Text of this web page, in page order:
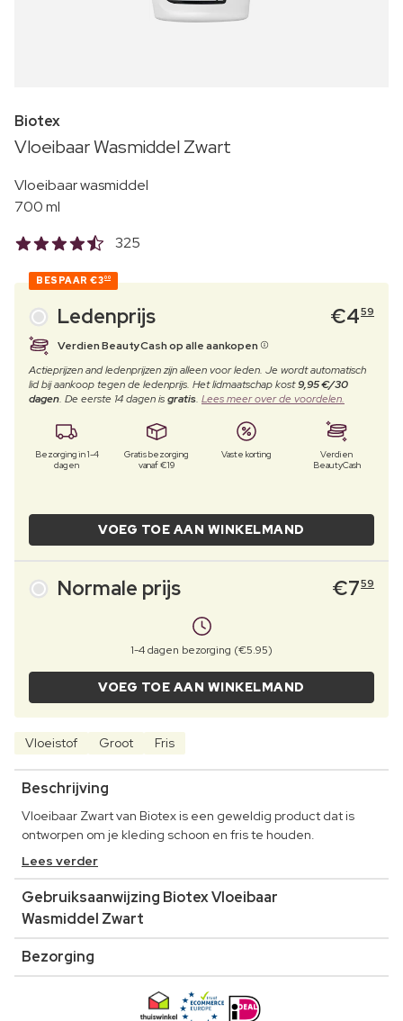
Biotex
Vloeibaar Wasmiddel Zwart
Vloeibaar wasmiddel
700 ml
325
BESPAAR €300
Ledenprijs €459
Verdien BeautyCash op alle aankopen
Actieprijzen and ledenprijzen zijn alleen voor leden. Je wordt automatisch
lid bij aankoop tegen de ledenprijs. Het lidmaatschap kost9,95 €/30
dagen. De eerste 14 dagen isgratis. Lees meer over de voordelen.
Bezorging in 1-4
dagen
Gratis bezorging
vanaf €19
Vaste korting
Verdien
BeautyCash
VOEG TOE AAN WINKELMAND
Normale prijs €759
1-4 dagen bezorging (€5.95)
VOEG TOE AAN WINKELMAND
Vloeistof Groot Fris
Beschrijving
Vloeibaar Zwart van Biotex is een geweldig product dat is
ontworpen om je kleding schoon en fris te houden.
Lees verder
Gebruiksaanwijzing Biotex Vloeibaar
Wasmiddel Zwart
Bezorging